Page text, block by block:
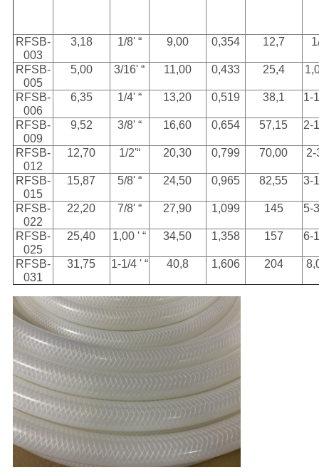
RFSB-
003
3,18 1/8' “ 9,00 0,354 12,7
RFSB-
005
5,00 3/16' “ 11,00 0,433 25,4
RFSB-
006
6,35 1/4' “ 13,20 0,519 38,1 1-
RFSB-
009
9,52 3/8' “ 16,60 0,654 57,15 2-
RFSB-
012
12,70 1/2'“ 20,30 0,799 70,00 2-
RFSB-
015
15,87 5/8' “ 24,50 0,965 82,55 3-
RFSB-
022
22,20 7/8' “ 27,90 1,099 145 5-
RFSB-
025
25,40 1,00 ' “ 34,50 1,358 157 6-
RFSB-
031
31,75 1-1/4 ' “ 40,8 1,606 204